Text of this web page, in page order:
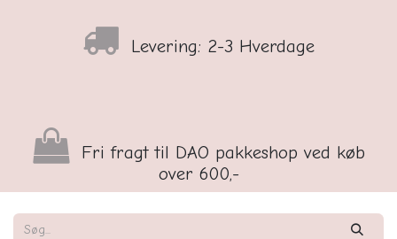
Levering: 2-3 Hverdage
Fri fragt til DAO pakkeshop ved køb
over 600,-